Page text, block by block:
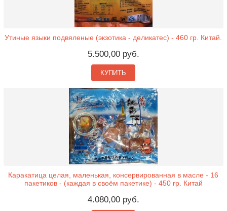
Утиные языки подвяленые (экзотика - деликатес) - 460 гр. Китай.
5.500,00 руб.
КУПИТЬ
Каракатица целая, маленькая, консервированная в масле - 16
пакетиков - (каждая в своём пакетике) - 450 гр. Китай
4.080,00 руб.